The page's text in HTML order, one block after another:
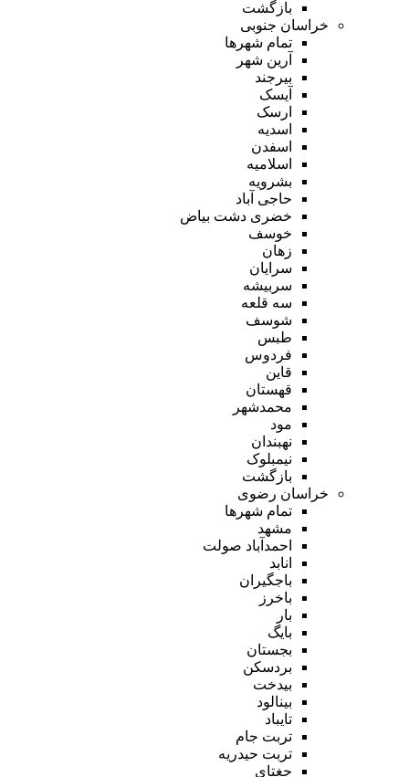
بازگشت
خراسان جنوبی
تمام شهر‌ها
آرین شهر
بیرجند
آیسک
ارسک
اسدیه
اسفدن
اسلامیه
بشرویه
حاجی آباد
خضری دشت بیاض
خوسف
زهان
سرایان
سربیشه
سه قلعه
شوسف
طبس
فردوس
قاین
قهستان
محمدشهر
مود
نهبندان
نیمبلوک
بازگشت
خراسان رضوی
تمام شهر‌ها
مشهد
احمدآباد صولت
انابد
باجگیران
باخرز
بار
بایگ
بجستان
بردسکن
بیدخت
بینالود
تایباد
تربت جام
تربت حیدریه
جغتای